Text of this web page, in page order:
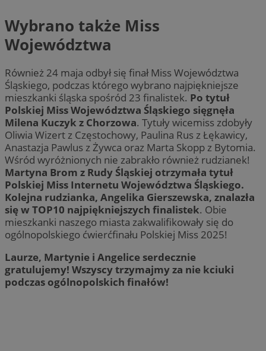
Wybrano także Miss
Województwa
Również 24 maja odbył się finał Miss Województwa
Śląskiego, podczas którego wybrano najpiękniejsze
mieszkanki śląska spośród 23 finalistek. Po tytuł
Polskiej Miss Województwa Śląskiego sięgnęła
Milena Kuczyk z Chorzowa. Tytuły wicemiss zdobyły
Oliwia Wizert z Częstochowy, Paulina Rus z Łękawicy,
Anastazja Pawlus z Żywca oraz Marta Skopp z Bytomia.
Wśród wyróżnionych nie zabrakło również rudzianek!
Martyna Brom z Rudy Śląskiej otrzymała tytuł
Polskiej Miss Internetu Województwa Śląskiego.
Kolejna rudzianka, Angelika Gierszewska, znalazła
się w TOP10 najpiękniejszych finalistek. Obie
mieszkanki naszego miasta zakwalifikowały się do
ogólnopolskiego ćwierćfinału Polskiej Miss 2025!
Laurze, Martynie i Angelice serdecznie
gratulujemy! Wszyscy trzymajmy za nie kciuki
podczas ogólnopolskich finałów!